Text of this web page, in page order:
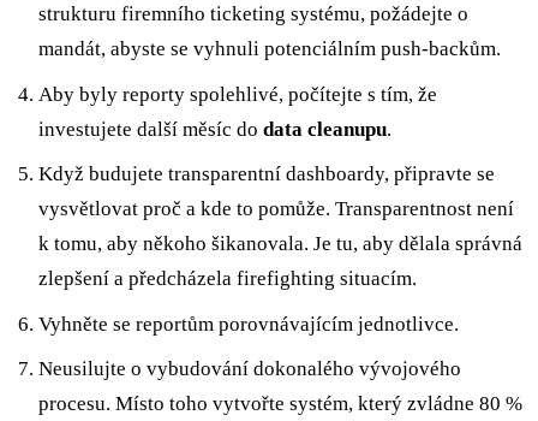
strukturu firemního ticketing systému, požádejte o
mandát, abyste se vyhnuli potenciálním push-backům.
Aby byly reporty spolehlivé, počítejte s tím, že
investujete další měsíc do data cleanupu.
Když budujete transparentní dashboardy, připravte se
vysvětlovat proč a kde to pomůže. Transparentnost není
k tomu, aby někoho šikanovala. Je tu, aby dělala správná
zlepšení a předcházela firefighting situacím.
Vyhněte se reportům porovnávajícím jednotlivce.
Neusilujte o vybudování dokonalého vývojového
procesu. Místo toho vytvořte systém, který zvládne 80 %